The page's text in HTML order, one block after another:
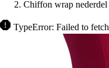
Chiffon wrap nederdel
TypeError: Failed to fetch